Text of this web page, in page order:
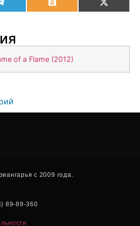
OdnoklassnikiX
of a Flame (2012)
с 2009 года.
89-89-360